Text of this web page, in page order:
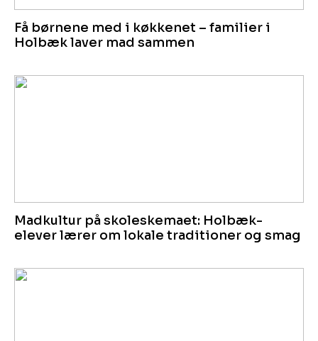
Få børnene med i køkkenet – familier i
Holbæk laver mad sammen
Madkultur på skoleskemaet: Holbæk-
elever lærer om lokale traditioner og smag